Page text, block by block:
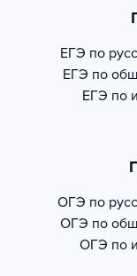
ЕГЭ по
ЕГЭ по
ЕГЭ по
ОГЭ по
ОГЭ по
ОГЭ по